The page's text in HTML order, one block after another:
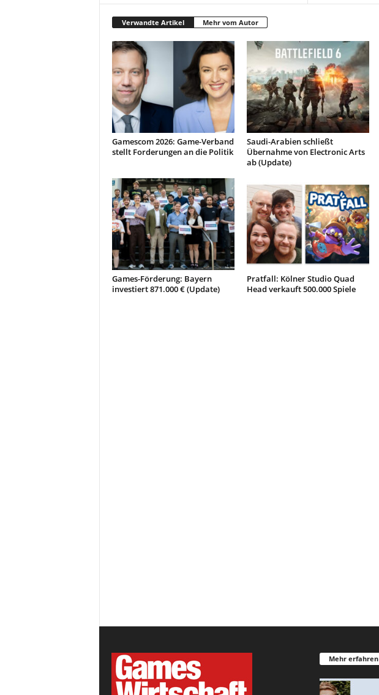
Verwandte Artikel Mehr vom Autor
Gamescom 2026: Game-Verband
stellt Forderungen an die Politik
Saudi-Arabien schließt
Übernahme von Electronic Arts
ab (Update)
Games-Förderung: Bayern
investiert 871.000 € (Update)
Pratfall: Kölner Studio Quad
Head verkauft 500.000 Spiele
Mehr erfahren